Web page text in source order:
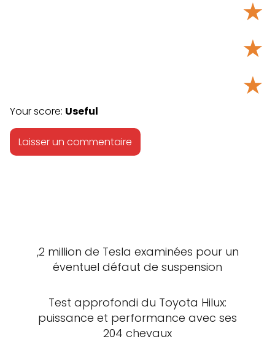
★
★
★
Your score: Useful
,2 million de Tesla examinées pour un
éventuel défaut de suspension
Test approfondi du Toyota Hilux:
puissance et performance avec ses
204 chevaux